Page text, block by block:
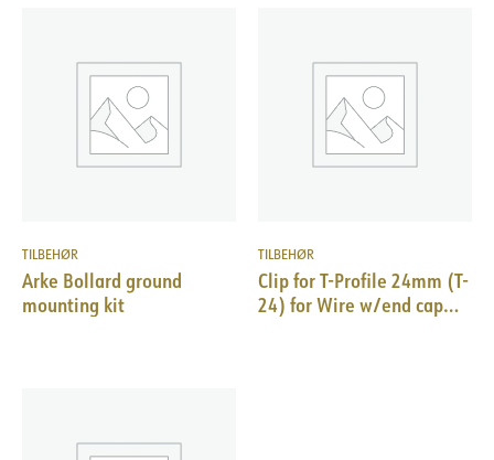
TILBEHØR
Arke Bollard ground
mounting kit
TILBEHØR
Clip for T-Profile 24mm (T-
24) for Wire w/end cap